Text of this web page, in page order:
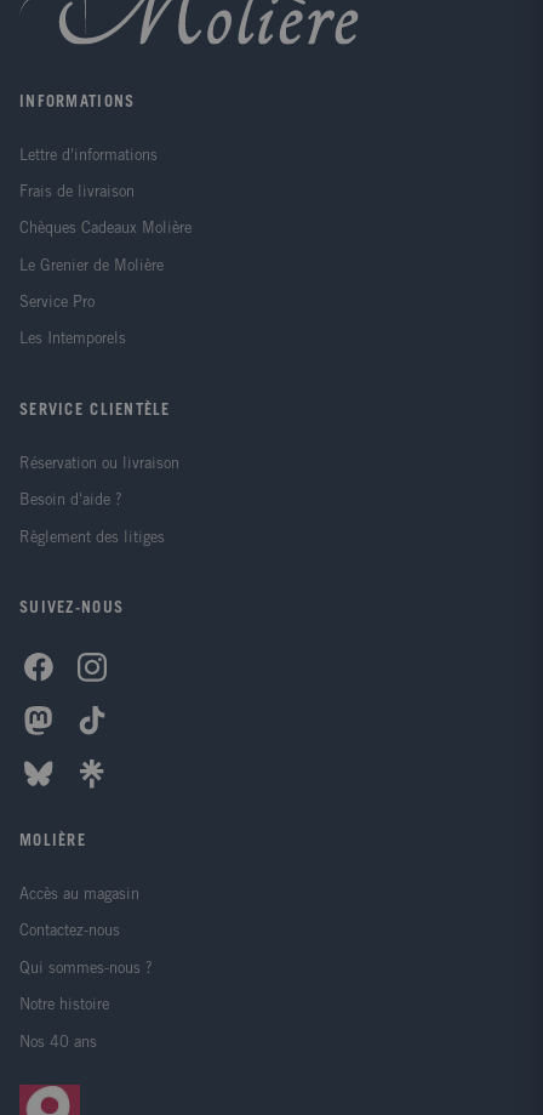
INFORMATIONS
Lettre d'informations
Frais de livraison
Chèques Cadeaux Molière
Le Grenier de Molière
Service Pro
Les Intemporels
SERVICE CLIENTÈLE
Réservation ou livraison
Besoin d'aide ?
Règlement des litiges
SUIVEZ-NOUS
MOLIÈRE
Accès au magasin
Contactez-nous
Qui sommes-nous ?
Notre histoire
Nos 40 ans